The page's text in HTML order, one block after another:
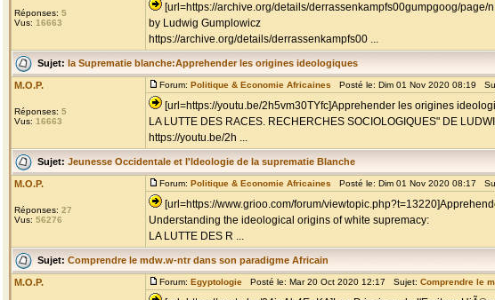
Réponses: 5
Vus: 16663
[url=https://archive.org/details/derrassenkampfs00gumpgoog/
by Ludwig Gumplowicz
https://archive.org/details/derrassenkampfs00 ...
Sujet: la Suprematie blanche:Apprehender les origines ideologiques
M.O.P.
Réponses: 5
Vus: 16663
Forum: Politique & Economie Africaines Posté le: Dim 01 Nov 2020 08:19
[url=https://youtu.be/2h5vm30TYfc]Apprehender les origines
LA LUTTE DES RACES. RECHERCHES SOCIOLOGIQUES" DE
https://youtu.be/2h ...
Sujet: Jeunesse Occidentale et l'Ideologie de la suprematie Blanche
M.O.P.
Réponses: 27
Vus: 56276
Forum: Politique & Economie Africaines Posté le: Dim 01 Nov 2020 08:17
[url=https://www.grioo.com/forum/
Understanding the ideological origins of white supremacy:
LA LUTTE DES R ...
Sujet: Comprendre le mdw.w-ntr dans son paradigme Africain
M.O.P. Forum: Egyptologie Posté le: Mar 20 Oct 2020 12:17 Sujet: Comprendre le